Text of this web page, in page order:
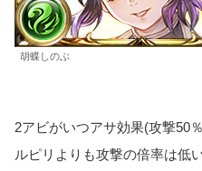
胡蝶しのぶ
2アビがいつアサ効果(攻撃50
ルピリよりも攻撃の倍率は低